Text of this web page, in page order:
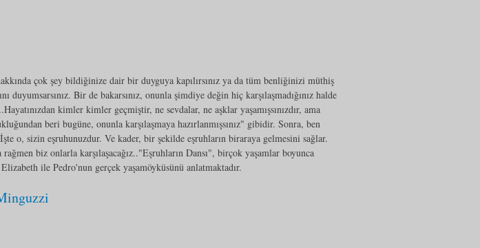
çok şey bildiğinize dair bir duyguya kapılırsınız ya da tüm benliğinizi müthiş
duyumsarsınız. Bir de bakarsınız, onunla şimdiye değin hiç karşılaşmadığınız halde
kimler kimler geçmiştir, ne sevdalar, ne aşklar yaşamışsınızdır, ama
beri bugüne, onunla karşılaşmaya hazırlanmışsınız" gibidir. Sonra, ben
o, sizin eşruhunuzdur. Ve kader, bir şekilde eşruhların biraraya gelmesini sağlar.
biz onlarla karşılaşacağız.."Eşruhların Dansı", birçok yaşamlar boyunca
ile Pedro'nun gerçek yaşamöyküsünü anlatmaktadır.